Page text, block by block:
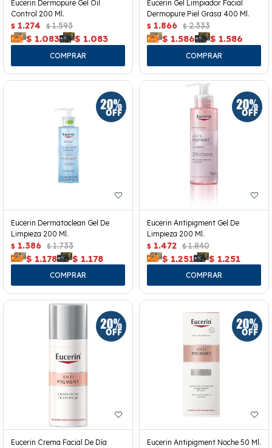
Eucerin Dermopure Gel Oil
Control 200 Ml.
$ 1.274 $ 1.593
$ 1.083 $ 1.083
Eucerin Gel Limpiador Facial
Dermopure Piel Grasa 400 Ml.
$ 1.866 $ 2.333
$ 1.586 $ 1.586
Eucerin Dermatoclean Gel De
Limpieza 200 Ml.
$ 1.386 $ 1.733
$ 1.178 $ 1.178
Eucerin Antipigment Gel De
Limpieza 200 Ml.
$ 1.472 $ 1.840
$ 1.251 $ 1.251
Eucerin Crema Facial De Día
Eucerin Antipigment Noche 50 Ml.